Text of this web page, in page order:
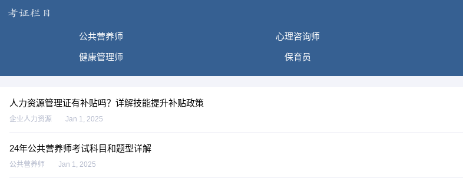
公共营养师 心理咨询师
健康管理师 保育员
人力资源管理证有补贴吗？详解技能提升补贴政策
企业人力资源 Jan 1, 2025
24年公共营养师考试科目和题型详解
公共营养师 Jan 1, 2025